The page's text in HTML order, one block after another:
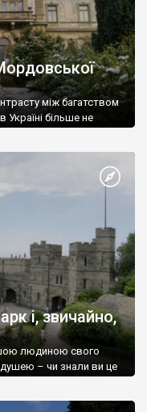
між багатством
Україні більше не
і, звичайно,
людиною свого
– чи знали ви це